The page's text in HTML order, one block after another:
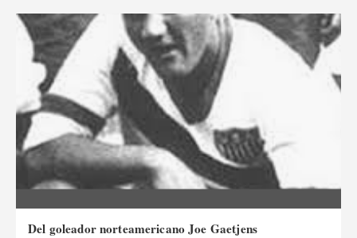
Del goleador norteamericano Joe Gaetjens